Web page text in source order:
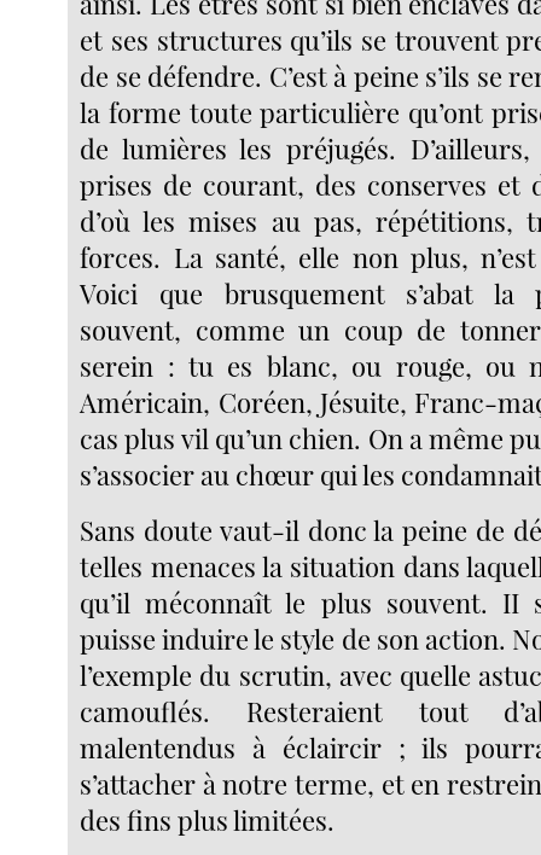
et ses structures qu’ils se trouvent
de se défendre. C’est à peine s’ils se
la forme toute particulière qu’ont
de lumières les préjugés.
prises de courant, des conserves et
d’où les mises au pas, répétitions,
forces. La santé, elle non plus,
Voici que brusquement s’abat la
souvent, comme un coup de
serein : tu es blanc, ou rouge, ou
Américain, Coréen, Jésuite, Franc-
cas plus vil qu’un chien. On a même
s’associer au chœur qui les
Sans doute vaut-il donc la peine de
telles menaces la situation dans
qu’il méconnaît le plus souvent. II
puisse induire le style de son action.
l’exemple du scrutin, avec quelle
camouflés. Resteraient tout
malentendus à éclaircir ; ils
s’attacher à notre terme, et en
des fins plus limitées.